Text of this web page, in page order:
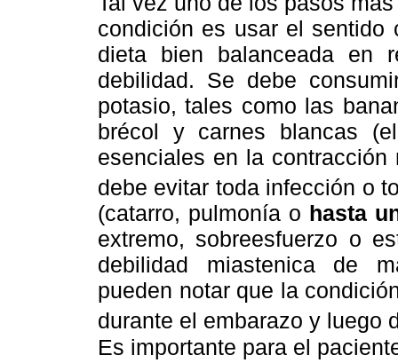
condición es usar el sentido
dieta bien balanceada en
debilidad. Se debe
potasio, tales como las
brécol y carnes blancas
esenciales en la
debe evitar toda infección o
(catarro, pulmonía o hasta
extremo, sobreesfuerzo o
debilidad miastenica de
pueden notar que la
durante el embarazo y luego
Es importante para el